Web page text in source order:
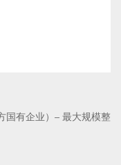
国有企业）– 最大规模整